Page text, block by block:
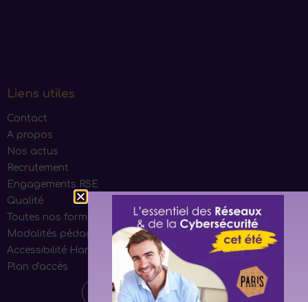
Liens utiles
Contact
A propos
Nos actus
Recrutement
Engagements RSE
Qualité
Toutes nos formations
Modalités pédagogiques
Accessibilité Handicap
Plan d'accès